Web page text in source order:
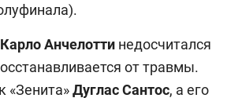
Карло Анчелотти недосчитался
от травмы.
«Зенита»Дуглас Сантос, а его